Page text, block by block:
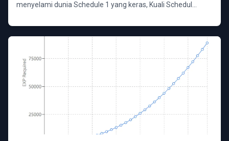
menyelami dunia Schedule 1 yang keras, Kuali Schedul...